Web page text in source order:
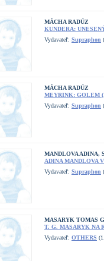
MÁCHA RADÚZ
KUNDERA:
Vydavateľ: Supraphon
MÁCHA RADÚZ
MEYRINK: GOLEM
Vydavateľ: Supraphon
MANDLOVA ADINA,
ADINA MANDLOVA
Vydavateľ: Supraphon
MASARYK TOMAS
T. G. MASARYK NA
Vydavateľ: OTHERS